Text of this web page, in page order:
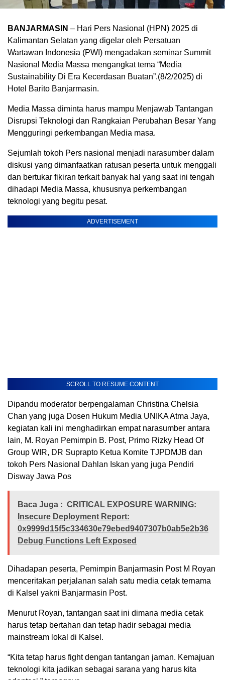
BANJARMASIN – Hari Pers Nasional (HPN) 2025 di
Kalimantan Selatan yang digelar oleh Persatuan
Wartawan Indonesia (PWI) mengadakan seminar Summit
Nasional Media Massa mengangkat tema “Media
Sustainability Di Era Kecerdasan Buatan”.(8/2/2025) di
Hotel Barito Banjarmasin.
Media Massa diminta harus mampu Menjawab Tantangan
Disrupsi Teknologi dan Rangkaian Perubahan Besar Yang
Mengguringi perkembangan Media masa.
Sejumlah tokoh Pers nasional menjadi narasumber dalam
diskusi yang dimanfaatkan ratusan peserta untuk menggali
dan bertukar fikiran terkait banyak hal yang saat ini tengah
dihadapi Media Massa, khususnya perkembangan
teknologi yang begitu pesat.
ADVERTISEMENT
SCROLL TO RESUME CONTENT
Dipandu moderator berpengalaman Christina Chelsia
Chan yang juga Dosen Hukum Media UNIKA Atma Jaya,
kegiatan kali ini menghadirkan empat narasumber antara
lain, M. Royan Pemimpin B. Post, Primo Rizky Head Of
Group WIR, DR Suprapto Ketua Komite TJPDMJB dan
tokoh Pers Nasional Dahlan Iskan yang juga Pendiri
Disway Jawa Pos
Baca Juga : CRITICAL EXPOSURE WARNING:
Insecure Deployment Report:
0x9999d15f5c334630e79ebed9407307b0ab5e2b36
Debug Functions Left Exposed
Dihadapan peserta, Pemimpin Banjarmasin Post M Royan
menceritakan perjalanan salah satu media cetak ternama
di Kalsel yakni Banjarmasin Post.
Menurut Royan, tantangan saat ini dimana media cetak
harus tetap bertahan dan tetap hadir sebagai media
mainstream lokal di Kalsel.
“Kita tetap harus fight dengan tantangan jaman. Kemajuan
teknologi kita jadikan sebagai sarana yang harus kita